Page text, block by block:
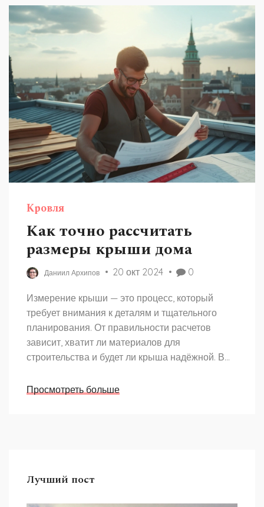
новичку не ошибиться при планировании.
Кровля
Как точно рассчитать
размеры крыши дома
Даниил Архипов 20 окт 2024 0
Измерение крыши — это процесс, который
требует внимания к деталям и тщательного
планирования. От правильности расчетов
зависит, хватит ли материалов для
строительства и будет ли крыша надёжной. В
лучшие инструменты для работы, а также
Просмотреть больше
Лучший пост